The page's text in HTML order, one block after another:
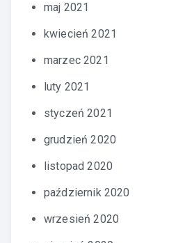
maj 2021
kwiecień 2021
marzec 2021
luty 2021
styczeń 2021
grudzień 2020
listopad 2020
październik 2020
wrzesień 2020